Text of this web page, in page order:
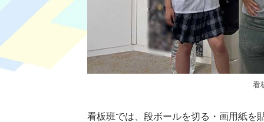
看
看板班では、段ボールを切る・画用紙を